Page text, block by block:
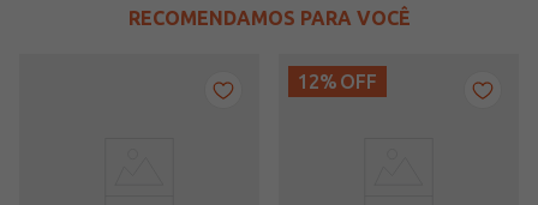
RECOMENDAMOS PARA VOCÊ
12% OFF